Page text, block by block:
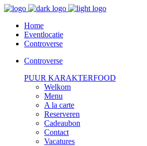
Home
Eventlocatie
Controverse
Controverse
PUUR KARAKTERFOOD
Welkom
Menu
A la carte
Reserveren
Cadeaubon
Contact
Vacatures